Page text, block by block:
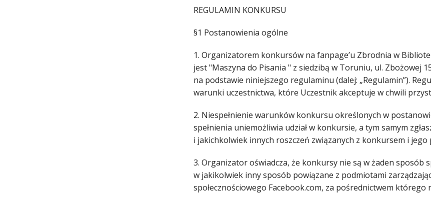
REGULAMIN KONKURSU
§1 Postanowienia ogólne
1. Organizatorem konkursów na fanpage’u Zbrodnia w
jest "Maszyna do Pisania " z siedzibą w Toruniu, ul. Zbożowej
na podstawie niniejszego regulaminu (dalej: „Regulamin”).
warunki uczestnictwa, które Uczestnik akceptuje w chwili
2. Niespełnienie warunków konkursu określonych w
spełnienia uniemożliwia udział w konkursie, a tym samym
i jakichkolwiek innych roszczeń związanych z konkursem i
3. Organizator oświadcza, że konkursy nie są w żaden sposób
w jakikolwiek inny sposób powiązane z podmiotami
społecznościowego Facebook.com, za pośrednictwem którego